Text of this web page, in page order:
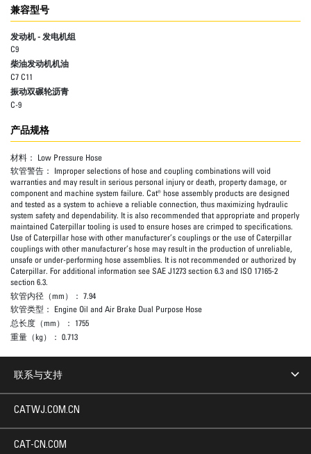
兼容型号
发动机 - 发电机组
C9
柴油发动机机油
C7 C11
振动双碾轮沥青
C-9
产品规格
材料： Low Pressure Hose
软管警告： Improper selections of hose and coupling combinations will void
warranties and may result in serious personal injury or death, property damage, or
component and machine system failure. Cat® hose assembly products are designed
and tested as a system to achieve a reliable connection, thus maximizing hydraulic
system safety and dependability. It is also recommended that appropriate and properly
maintained Caterpillar tooling is used to ensure hoses are crimped to specifications.
Use of Caterpillar hose with other manufacturer’s couplings or the use of Caterpillar
couplings with other manufacturer’s hose may result in the production of unreliable,
unsafe or under-performing hose assemblies. It is not recommended or authorized by
Caterpillar. For additional information see SAE J1273 section 6.3 and ISO 17165-2
section 6.3.
软管内径（mm）： 7.94
软管类型： Engine Oil and Air Brake Dual Purpose Hose
总长度（mm）： 1755
重量（kg）： 0.713
联系与支持
CATWJ.COM.CN
CAT-CN.COM